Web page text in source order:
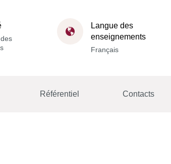
Langue des
enseignements
Français
Référentiel Contacts